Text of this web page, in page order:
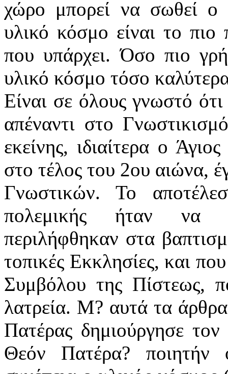
χώρο μπορεί να σωθεί ο
υλικό κόσμο είναι το
που υπάρχει. Όσο πιο
υλικό κόσμο τόσο
Είναι σε όλους γνωστό
απέναντι στο
εκείνης, ιδιαίτερα ο
στο τέλος του 2ου αιώνα,
Γνωστικών. Το
πολεμικής ήταν να
περιλήφθηκαν στα
τοπικές Εκκλησίες, και
Συμβόλου της Πίστεως,
λατρεία. Μ? αυτά τα
Πατέρας δημιούργησε
Θεόν Πατέρα? ποιητήν